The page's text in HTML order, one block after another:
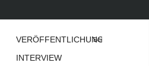
VERÖFFENTLICHUNGEN
INTERVIEW
Bei